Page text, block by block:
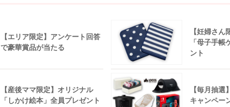
【エリア限定】アンケート回答
で豪華賞品が当たる
【妊婦さん
「母子手帳
ント
【産後ママ限定】オリジナル
「しかけ絵本」全員プレゼント
【毎月抽選
キャンペー